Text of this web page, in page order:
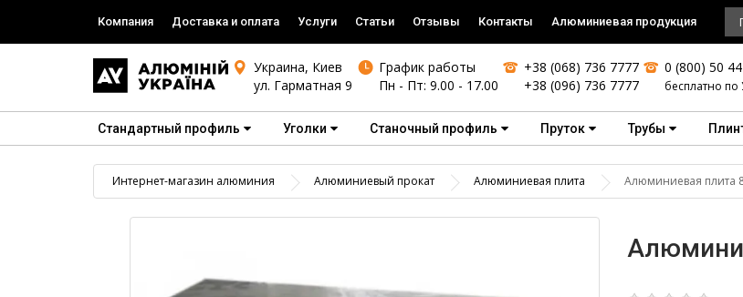
Компания Доставка и оплата Услуги Статьи Отзывы Контакты Алюминиевая продукция
Украина, Киев
ул. Гарматная 9
График работы
Пн - Пт: 9.00 - 17.00
+38 (068) 736 7777
+38 (096) 736 7777
0 (800) 50
бесплатно по
Стандартный профиль Уголки Станочный профиль Пруток Трубы
Интернет-магазин алюминия Алюминиевый прокат Алюминиевая плита Алюминиевая плита